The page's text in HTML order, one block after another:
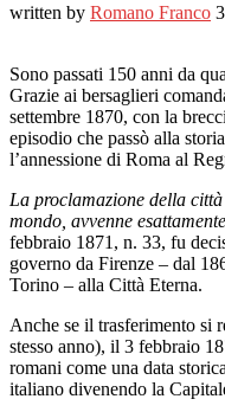
written by Romano Franco
Sono passati 150 anni da
Grazie ai bersaglieri
settembre 1870, con la
episodio che passò alla
l’annessione di Roma al
La proclamazione della
mondo, avvenne
febbraio 1871, n. 33, fu
governo da Firenze – dal
Torino – alla Città Eterna.
Anche se il trasferimento si
stesso anno), il 3 febbraio
romani come una data
italiano divenendo la